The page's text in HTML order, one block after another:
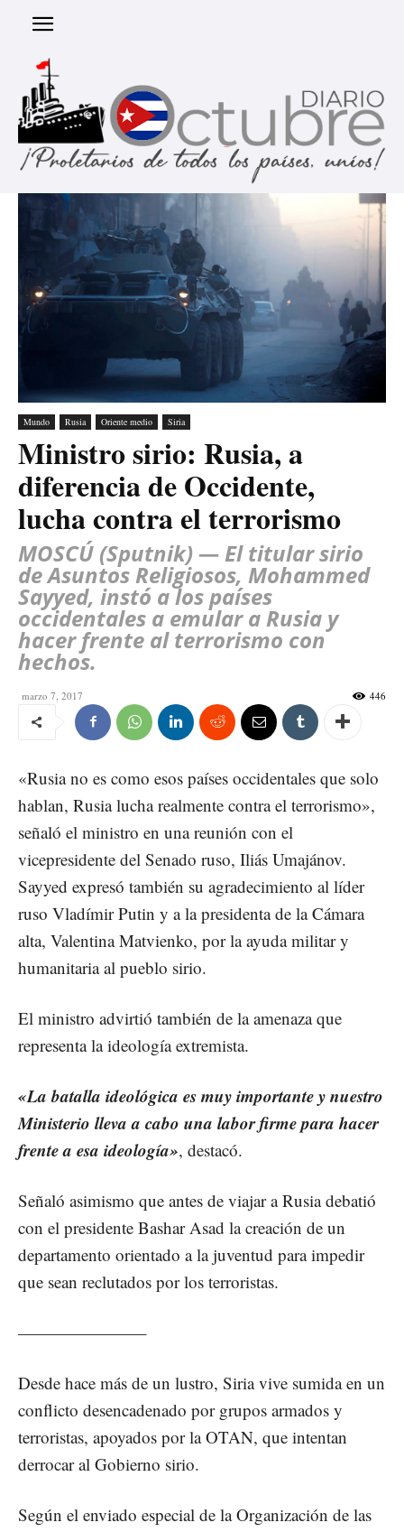
Mundo Rusia Oriente medio Siria
Ministro sirio: Rusia, a
diferencia de Occidente,
lucha contra el terrorismo
MOSCÚ (Sputnik) — El titular sirio
de Asuntos Religiosos, Mohammed
Sayyed, instó a los países
occidentales a emular a Rusia y
hacer frente al terrorismo con
hechos.
marzo 7, 2017 446
«Rusia no es como esos países occidentales que solo
hablan, Rusia lucha realmente contra el terrorismo»,
señaló el ministro en una reunión con el
vicepresidente del Senado ruso, Iliás Umajánov.
Sayyed expresó también su agradecimiento al líder
ruso Vladímir Putin y a la presidenta de la Cámara
alta, Valentina Matvienko, por la ayuda militar y
humanitaria al pueblo sirio.
El ministro advirtió también de la amenaza que
representa la ideología extremista.
«La batalla ideológica es muy importante y nuestro
Ministerio lleva a cabo una labor firme para hacer
frente a esa ideología», destacó.
Señaló asimismo que antes de viajar a Rusia debatió
con el presidente Bashar Asad la creación de un
departamento orientado a la juventud para impedir
que sean reclutados por los terroristas.
———————–
Desde hace más de un lustro, Siria vive sumida en un
conflicto desencadenado por grupos armados y
terroristas, apoyados por la OTAN, que intentan
derrocar al Gobierno sirio.
Según el enviado especial de la Organización de las